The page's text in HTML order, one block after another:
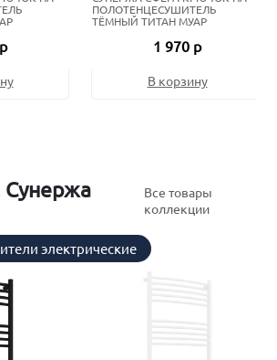
ПОЛОТЕНЦЕСУШИТЕЛЬ
ТЁМНЫЙ ТИТАН МУАР
1 970 р
В корзину
Сунержа
Все товары
коллекции
электрические